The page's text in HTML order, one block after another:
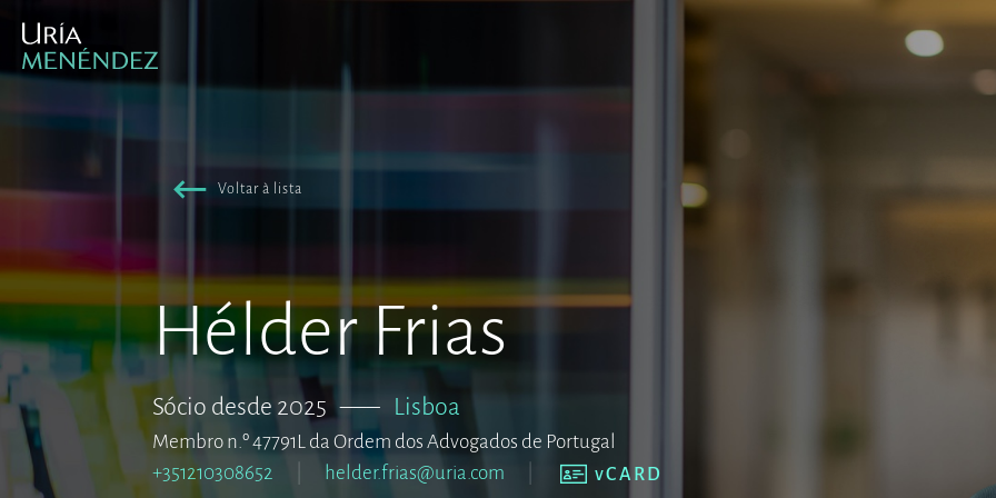
Voltar à lista
Hélder Frias
Sócio desde 2025 ––– Lisboa
Membro n.º 47791L da Ordem dos Advogados de Portugal
+351210308652
helder.frias@uria.com vCARD